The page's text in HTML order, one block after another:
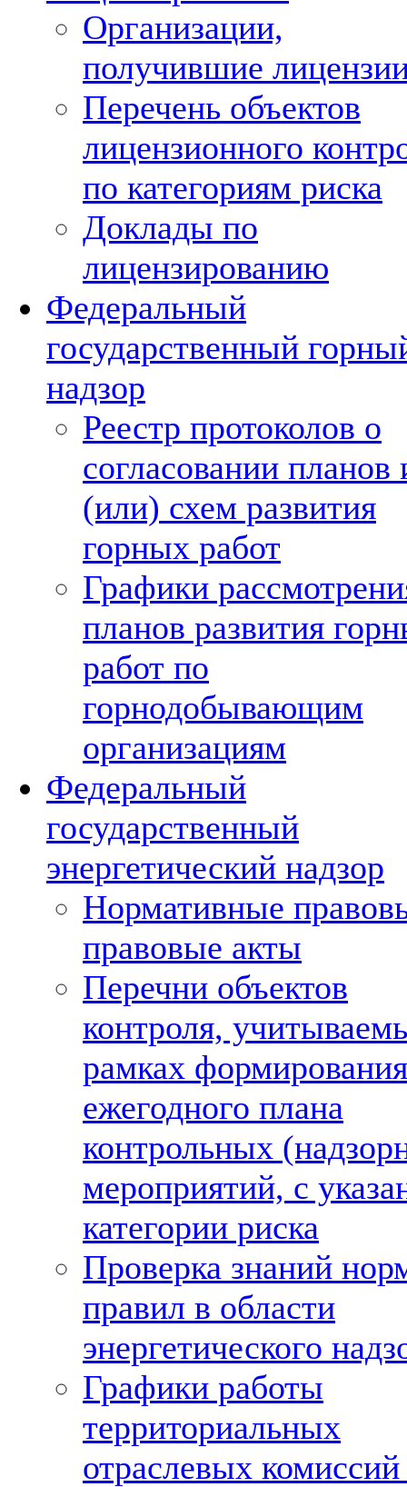
Организации,
получившие
Перечень объектов
лицензионного
по категориям риска
Доклады по
лицензированию
Федеральный
государственный
надзор
Реестр протоколов о
согласовании планов
(или) схем развития
горных работ
Графики
планов развития
работ по
горнодобывающим
организациям
Федеральный
государственный
энергетический надзор
Нормативные
правовые акты
Перечни объектов
контроля,
рамках формирования
ежегодного плана
контрольных
мероприятий, с
категории риска
Проверка знаний
правил в области
энергетического
Графики работы
территориальных
отраслевых